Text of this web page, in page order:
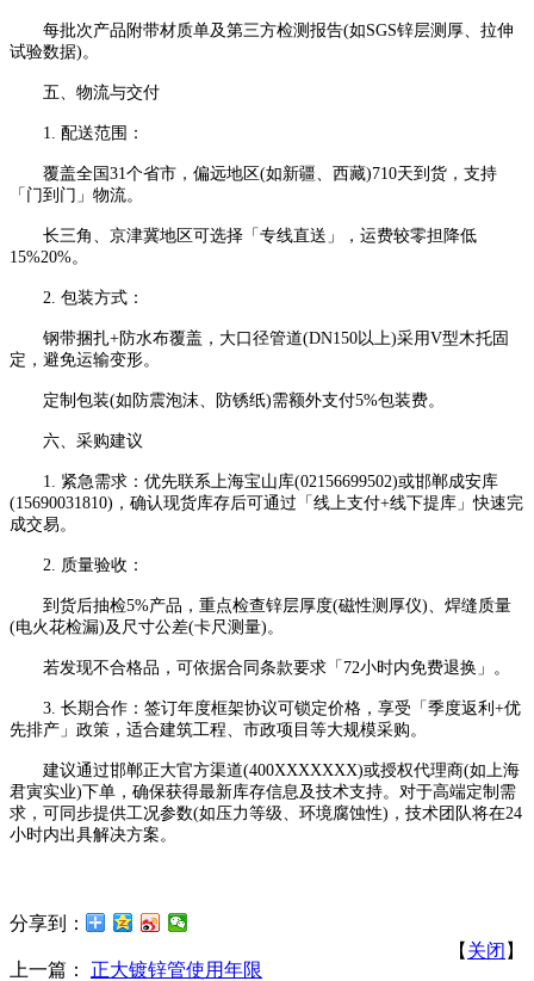
每批次产品附带材质单及第三方检测报告(如SGS锌层测厚、拉伸
试验数据)。
五、物流与交付
1. 配送范围：
覆盖全国31个省市，偏远地区(如新疆、西藏)710天到货，支持
「门到门」物流。
长三角、京津冀地区可选择「专线直送」，运费较零担降低
15%20%。
2. 包装方式：
钢带捆扎+防水布覆盖，大口径管道(DN150以上)采用V型木托固
定，避免运输变形。
定制包装(如防震泡沫、防锈纸)需额外支付5%包装费。
六、采购建议
1. 紧急需求：优先联系上海宝山库(02156699502)或邯郸成安库
(15690031810)，确认现货库存后可通过「线上支付+线下提库」快速完
成交易。
2. 质量验收：
到货后抽检5%产品，重点检查锌层厚度(磁性测厚仪)、焊缝质量
(电火花检漏)及尺寸公差(卡尺测量)。
若发现不合格品，可依据合同条款要求「72小时内免费退换」。
3. 长期合作：签订年度框架协议可锁定价格，享受「季度返利+优
先排产」政策，适合建筑工程、市政项目等大规模采购。
建议通过邯郸正大官方渠道(400XXXXXXX)或授权代理商(如上海
君寅实业)下单，确保获得最新库存信息及技术支持。对于高端定制需
求，可同步提供工况参数(如压力等级、环境腐蚀性)，技术团队将在24
小时内出具解决方案。
分享到：
【 关闭 】
上一篇： 正大镀锌管使用年限